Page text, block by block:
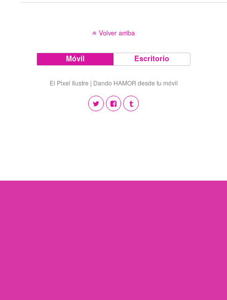
Volver arriba
Móvil Escritorio
El Pixel Ilustre | Dando HAMOR desde tu móvil